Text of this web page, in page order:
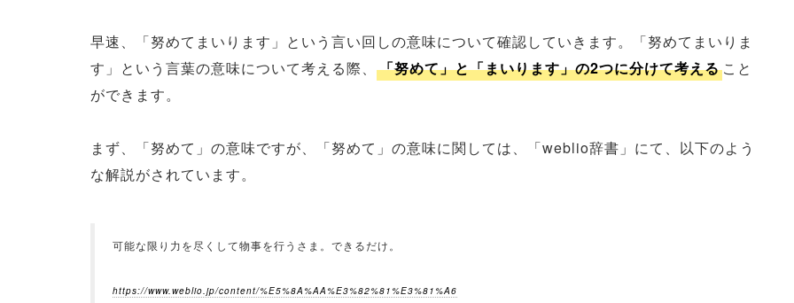
早速、「努めてまいります」という言い回しの意味について確認していきます。「努めてまいりま
す」という言葉の意味について考える際、
「努めて」と「まいります」の2つに分けて考える こと
ができます。
まず、「努めて」の意味ですが、「努めて」の意味に関しては、「weblio辞書」にて、以下のよう
な解説がされています。
可能な限り力を尽くして物事を行うさま。できるだけ。
https://www.weblio.jp/content/%E5%8A%AA%E3%82%81%E3%81%A6